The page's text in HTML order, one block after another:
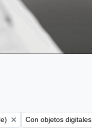
Remove filter:
Con objetos digitales